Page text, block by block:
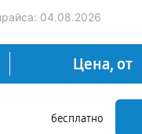
04.08.2026
Цена, от
бесплатно